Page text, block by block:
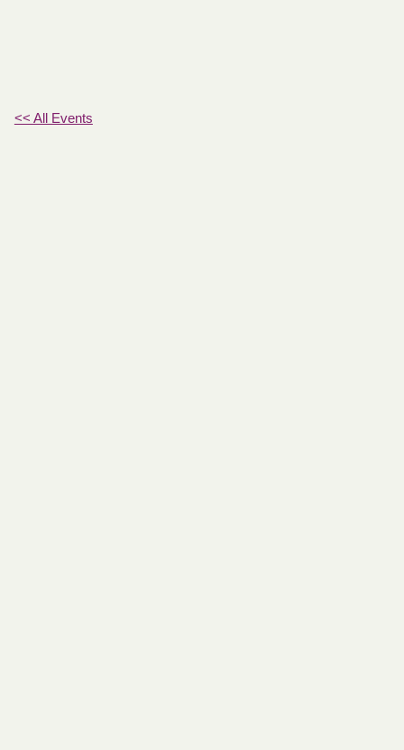
<< All Events